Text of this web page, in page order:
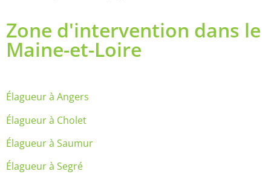
Zone d'intervention dans le
Maine-et-Loire
Élagueur à Angers
Élagueur à Cholet
Élagueur à Saumur
Élagueur à Segré